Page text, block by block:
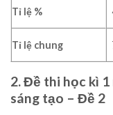
Tỉ lệ %
Tỉ lệ chung
2. Đề thi học kì
sáng tạo – Đề 2